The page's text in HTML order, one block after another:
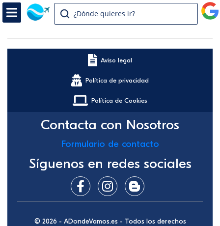
¿Dónde quieres ir?
Aviso legal
Política de privacidad
Política de Cookies
Contacta con Nosotros
Formulario de contacto
Síguenos en redes sociales
© 2026 - ADondeVamos.es - Todos los derechos